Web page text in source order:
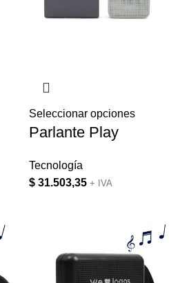
Seleccionar opciones
Parlante Play
Tecnología
$ 31.503,35 + IVA